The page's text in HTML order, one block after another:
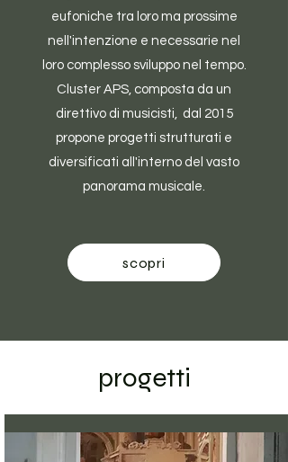
eufoniche tra loro ma prossime
nell'intenzione e necessarie nel
loro complesso sviluppo nel tempo.
Cluster APS, composta da un
direttivo di musicisti, dal 2015
propone progetti strutturati e
diversificati all'interno del vasto
panorama musicale.
scopri
progetti